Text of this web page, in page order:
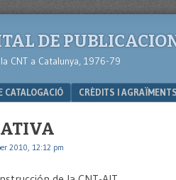
DE
CNT a Catalunya, 1976-79
CATALOGACIÓ CRÈDITS I AGRAÏMENTS
2010, 12:12 pm